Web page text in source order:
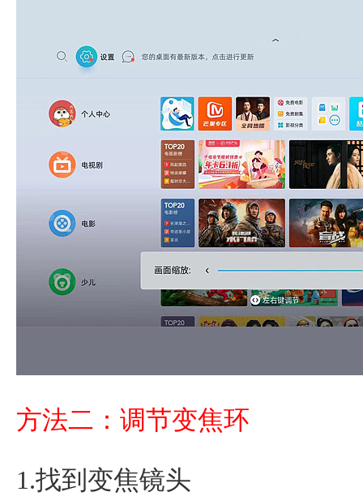
方法二：调节变焦环
1.找到变焦镜头